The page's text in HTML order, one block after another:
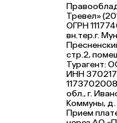
Тревел»
ОГРН
вн.тер.г.
стр.2,
Турагент:
ИНН
обл., г.
Коммуны,
Прием